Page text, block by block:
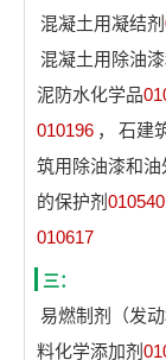
混凝土用凝结剂
混凝土用除油
泥防水化学品
010196 ， 石建
筑用除油漆和油
的保护剂 010540
010617
三：
易燃制剂（发
料化学添加剂